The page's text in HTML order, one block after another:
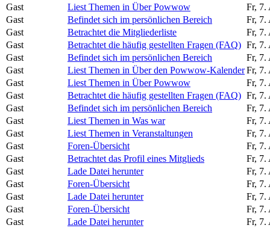
Gast
Liest Themen in Über Powwow
Fr, 7.
Gast
Befindet sich im persönlichen Bereich
Fr, 7.
Gast
Betrachtet die Mitgliederliste
Fr, 7.
Gast
Betrachtet die häufig gestellten Fragen (FAQ) Fr, 7.
Gast
Befindet sich im persönlichen Bereich
Fr, 7.
Gast
Liest Themen in Über den Powwow-KalenderFr, 7.
Gast
Liest Themen in Über Powwow
Fr, 7.
Gast
Betrachtet die häufig gestellten Fragen (FAQ) Fr, 7.
Gast
Befindet sich im persönlichen Bereich
Fr, 7.
Gast
Liest Themen in Was war
Fr, 7.
Gast
Liest Themen in Veranstaltungen
Fr, 7.
Gast
Foren-Übersicht
Fr, 7.
Gast
Betrachtet das Profil eines Mitglieds
Fr, 7.
Gast
Lade Datei herunter
Fr, 7.
Gast
Foren-Übersicht
Fr, 7.
Gast
Lade Datei herunter
Fr, 7.
Gast
Foren-Übersicht
Fr, 7.
Gast
Lade Datei herunter
Fr, 7.